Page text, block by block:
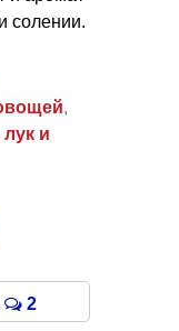
солении.
,
лук и
2